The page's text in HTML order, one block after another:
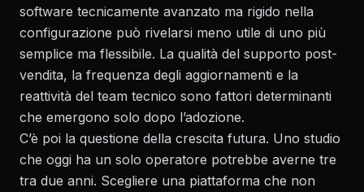
software tecnicamente avanzato ma rigido nella
configurazione può rivelarsi meno utile di uno più
semplice ma flessibile. La qualità del supporto post-
vendita, la frequenza degli aggiornamenti e la
reattività del team tecnico sono fattori determinanti
che emergono solo dopo l’adozione.
C’è poi la questione della crescita futura. Uno studio
che oggi ha un solo operatore potrebbe averne tre
tra due anni. Scegliere una piattaforma che non